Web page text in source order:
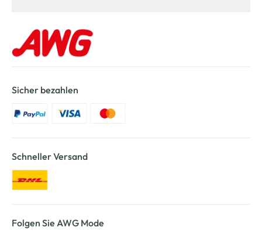
Sicher bezahlen
Schneller Versand
Folgen Sie AWG Mode